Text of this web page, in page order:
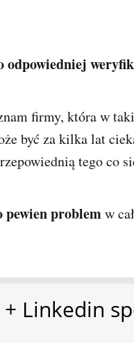
odpowiedniej
firmy, która w
być za kilka lat
tego co
problemw
Linkedin